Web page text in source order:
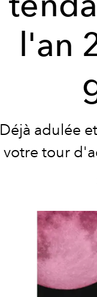
l'an
Déjà adulée
votre tour